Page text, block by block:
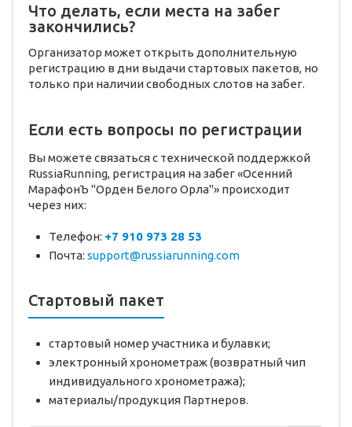
Что делать, если места на забег
закончились?
Организатор может открыть дополнительную
регистрацию в дни выдачи стартовых пакетов, но
только при наличии свободных слотов на забег.
Если есть вопросы по регистрации
Вы можете связаться с технической поддержкой
RussiaRunning, регистрация на забег «Осенний
МарафонЪ "Орден Белого Орла"» происходит
через них:
Телефон: +7 910 973 28 53
Почта: support@russiarunning.com
Стартовый пакет
стартовый номер участника и булавки;
электронный хронометраж (возвратный чип
индивидуального хронометража);
материалы/продукция Партнеров.